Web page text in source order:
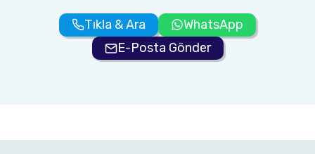
Tıkla & Ara
WhatsApp
E-Posta Gönder